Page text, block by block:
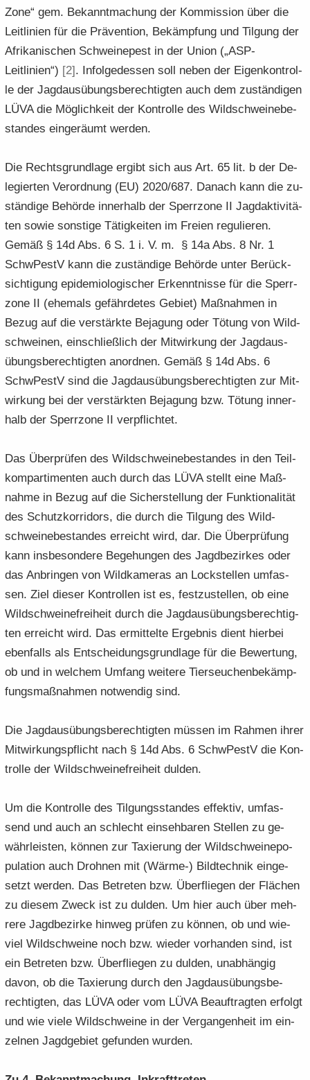
Zone“ gem. Be­kannt­ma­chung der Kom­mis­si­on über die
Leit­li­ni­en für die Prä­ven­ti­on, Be­kämp­fung und Til­gung der
Afri­ka­ni­schen Schwei­ne­pest in der Union („ASP-​
Leitlinien“) [2]. In­fol­ge­des­sen soll neben der Ei­gen­kon­trol­
le der Jagd­aus­übungs­be­rech­tig­ten auch dem zu­stän­di­gen
LÜVA die Mög­lich­keit der Kon­trol­le des Wild­schwei­ne­be­
stan­des ein­ge­räumt wer­den.
Die Rechts­grund­la­ge er­gibt sich aus Art. 65 lit. b der De­
le­gier­ten Ver­ord­nung (EU) 2020/687. Da­nach kann die zu­
stän­di­ge Be­hör­de in­ner­halb der Sperr­zo­ne II Jagd­ak­ti­vi­tä­
ten sowie sons­ti­ge Tä­tig­kei­ten im Frei­en re­gu­lie­ren.
Gemäß § 14d Abs. 6 S. 1 i. V. m. § 14a Abs. 8 Nr. 1
SchwPestV kann die zu­stän­di­ge Be­hör­de unter Be­rück­
sich­ti­gung epi­de­mio­lo­gi­scher Er­kennt­nis­se für die Sperr­
zo­ne II (ehe­mals ge­fähr­de­tes Ge­biet) Maß­nah­men in
Bezug auf die ver­stärk­te Be­ja­gung oder Tö­tung von Wild­
schwei­nen, ein­schließ­lich der Mit­wir­kung der Jagd­aus­
übungs­be­rech­tig­ten an­ord­nen. Gemäß § 14d Abs. 6
SchwPestV sind die Jagd­aus­übungs­be­rech­tig­ten zur Mit­
wir­kung bei der ver­stärk­ten Be­ja­gung bzw. Tö­tung in­ner­
halb der Sperr­zo­ne II ver­pflich­tet.
Das Über­prü­fen des Wild­schwei­ne­be­stan­des in den Teil­
kom­par­ti­men­ten auch durch das LÜVA stellt eine Maß­
nah­me in Bezug auf die Si­cher­stel­lung der Funk­tio­na­li­tät
des Schutz­kor­ri­dors, die durch die Til­gung des Wild­
schwei­ne­be­stan­des er­reicht wird, dar. Die Über­prü­fung
kann ins­be­son­de­re Be­ge­hun­gen des Jagd­be­zir­kes oder
das An­brin­gen von Wild­ka­me­ras an Lock­stel­len um­fas­
sen. Ziel die­ser Kon­trol­len ist es, fest­zu­stel­len, ob eine
Wild­schwei­ne­frei­heit durch die Jagd­aus­übungs­be­rech­tig­
ten er­reicht wird. Das er­mit­tel­te Er­geb­nis dient hier­bei
eben­falls als Ent­schei­dungs­grund­la­ge für die Be­wer­tung,
ob und in wel­chem Um­fang wei­te­re Tier­seu­chen­be­kämp­
fungs­maß­nah­men not­wen­dig sind.
Die Jagd­aus­übungs­be­rech­tig­ten müs­sen im Rah­men ihrer
Mit­wir­kungs­pflicht nach § 14d Abs. 6 SchwPestV die Kon­
trol­le der Wild­schwei­ne­frei­heit dul­den.
Um die Kon­trol­le des Til­gungs­stan­des ef­fek­tiv, um­fas­
send und auch an schlecht ein­seh­ba­ren Stel­len zu ge­
währ­leis­ten, kön­nen zur Ta­xie­rung der Wild­schweine­po­
pu­la­ti­on auch Droh­nen mit (Wärme-​) Bild­tech­nik ein­ge­
setzt wer­den. Das Be­tre­ten bzw. Über­flie­gen der Flä­chen
zu die­sem Zweck ist zu dul­den. Um hier auch über meh­
re­re Jagd­be­zir­ke hin­weg prü­fen zu kön­nen, ob und wie­
viel Wild­schwei­ne noch bzw. wie­der vor­han­den sind, ist
ein Be­tre­ten bzw. Über­flie­gen zu dul­den, un­ab­hän­gig
davon, ob die Ta­xie­rung durch den Jagd­aus­übungs­be­
rech­tig­ten, das LÜVA oder vom LÜVA Be­auf­trag­ten er­folgt
und wie viele Wild­schwei­ne in der Ver­gan­gen­heit im ein­
zel­nen Jagd­ge­biet ge­fun­den wur­den.